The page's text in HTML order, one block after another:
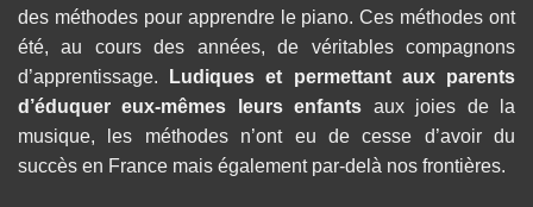
des méthodes pour apprendre le piano. Ces méthodes ont
été, au cours des années, de véritables compagnons
d’apprentissage.
Ludiques et permettant aux parents
d’éduquer eux-mêmes leurs enfants aux joies de la
musique, les méthodes n’ont eu de cesse d’avoir du
succès en France mais également par-delà nos frontières.